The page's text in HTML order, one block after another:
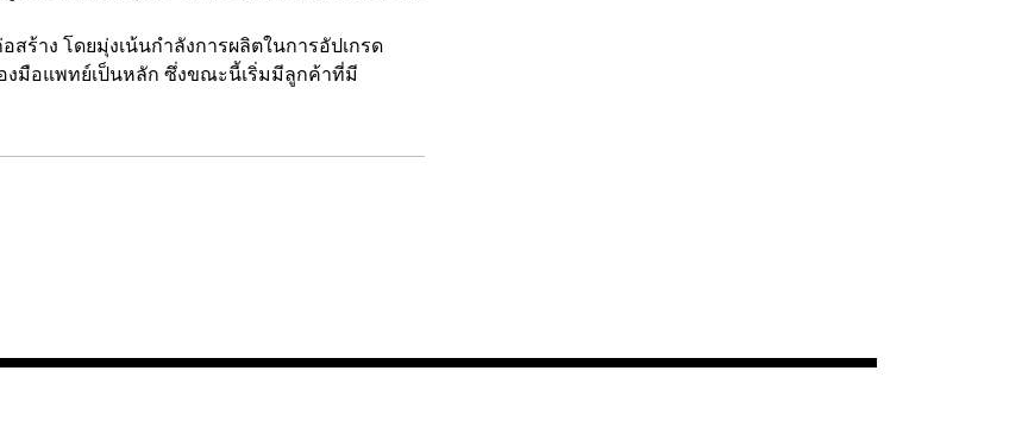
ร้าง โดยมุ่งเน้นกำลังการผลิตในการอัปเกรด
มือแพทย์เป็นหลัก ซึ่งขณะนี้เริ่มมีลูกค้าที่มี